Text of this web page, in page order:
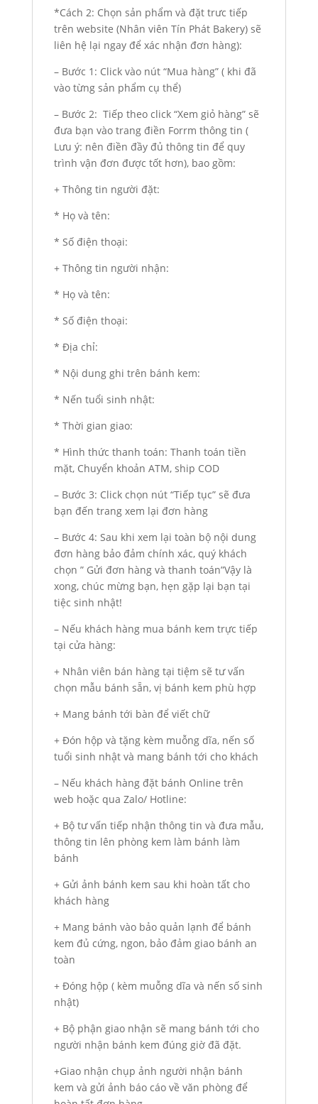
*Cách 2: Chọn sản phẩm và đặt trưc tiếp
trên website (Nhân viên Tín Phát Bakery) sẽ
liên hệ lại ngay để xác nhận đơn hàng):
– Bước 1: Click vào nút “Mua hàng” ( khi đã
vào từng sản phẩm cụ thể)
– Bước 2: Tiếp theo click “Xem giỏ hàng” sẽ
đưa bạn vào trang điền Forrm thông tin (
Lưu ý: nên điền đầy đủ thông tin để quy
trình vận đơn được tốt hơn), bao gồm:
+ Thông tin người đặt:
* Họ và tên:
* Số điện thoại:
+ Thông tin người nhận:
* Họ và tên:
* Số điện thoại:
* Địa chỉ:
* Nội dung ghi trên bánh kem:
* Nến tuổi sinh nhật:
* Thời gian giao:
* Hình thức thanh toán: Thanh toán tiền
mặt, Chuyển khoản ATM, ship COD
– Bước 3: Click chọn nút “Tiếp tục” sẽ đưa
bạn đến trang xem lại đơn hàng
– Bước 4: Sau khi xem lại toàn bộ nội dung
đơn hàng bảo đảm chính xác, quý khách
chọn ” Gửi đơn hàng và thanh toán”Vậy là
xong, chúc mừng bạn, hẹn gặp lại bạn tại
tiệc sinh nhật!
– Nếu khách hàng mua bánh kem trực tiếp
tại cửa hàng:
+ Nhân viên bán hàng tại tiệm sẽ tư vấn
chọn mẫu bánh sẵn, vị bánh kem phù hợp
+ Mang bánh tới bàn để viết chữ
+ Đón hộp và tặng kèm muỗng dĩa, nến số
tuổi sinh nhật và mang bánh tới cho khách
– Nếu khách hàng đặt bánh Online trên
web hoặc qua Zalo/ Hotline:
+ Bộ tư vấn tiếp nhận thông tin và đưa mẫu,
thông tin lên phòng kem làm bánh làm
bánh
+ Gửi ảnh bánh kem sau khi hoàn tất cho
khách hàng
+ Mang bánh vào bảo quản lạnh để bánh
kem đủ cứng, ngon, bảo đảm giao bánh an
toàn
+ Đóng hộp ( kèm muỗng dĩa và nến số sinh
nhật)
+ Bộ phận giao nhận sẽ mang bánh tới cho
người nhận bánh kem đúng giờ đã đặt.
+Giao nhận chụp ảnh người nhận bánh
kem và gửi ảnh báo cáo về văn phòng để